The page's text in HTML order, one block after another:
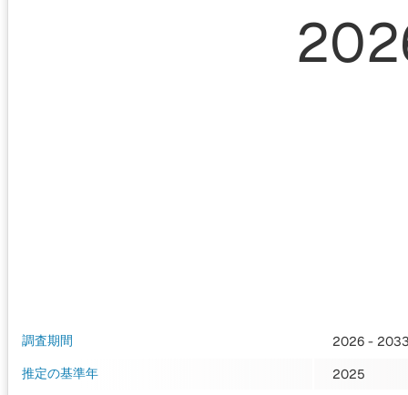
調査期間
2026 -
推定の基準年
2025